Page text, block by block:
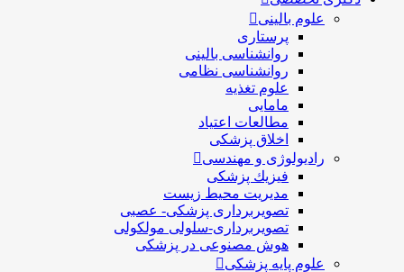
علوم بالینی
پرستاری
روانشناسی بالینی
روانشناسی نظامی
علوم تغذیه
مامایی
مطالعات اعتیاد
اخلاق پزشکی
رادیولوژی و مهندسی
فيزيك پزشکی
مدیریت محیط زیست
تصویربرداری پزشکی- عصبی
تصویربرداری-سلولی مولکولی
هوش مصنوعی در پزشکی
علوم پایه پزشکی